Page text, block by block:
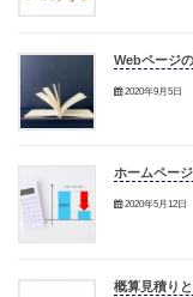
Webページ
2020年9月5日
ホームペー
2020年5月12日
概算見積り